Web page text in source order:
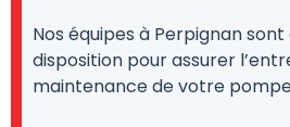
Nos équipes à Perpignan
disposition pour assurer
maintenance de votre